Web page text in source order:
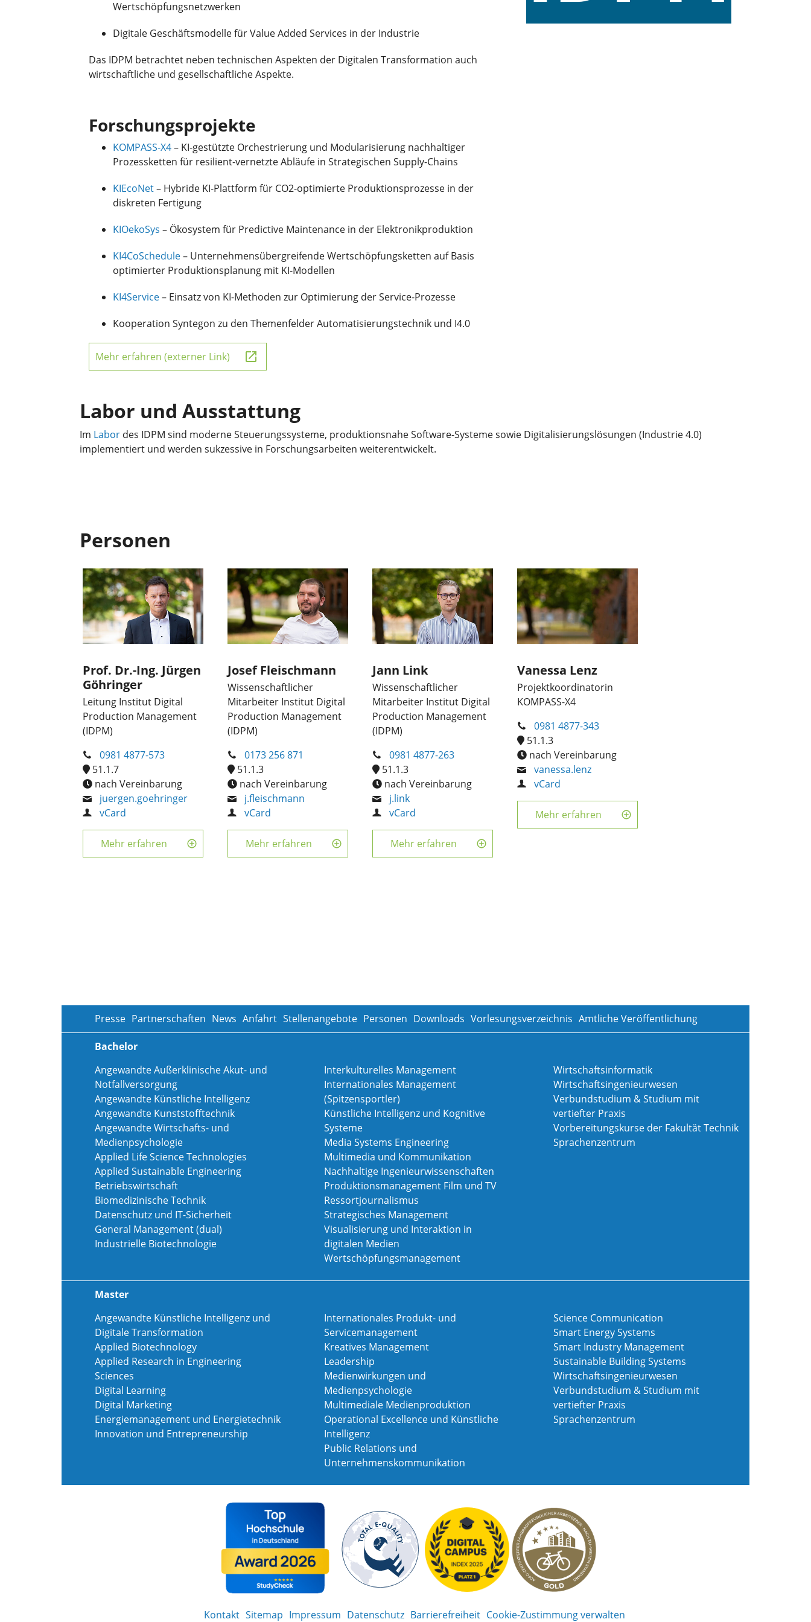
Wertschöpfungsnetzwerken
Digitale Geschäftsmodelle für Value Added Services in der Industrie
Das IDPM betrachtet neben technischen Aspekten der Digitalen Transformation auch
wirtschaftliche und gesellschaftliche Aspekte.
Forschungsprojekte
KOMPASS-X4– KI-gestützte Orchestrierung und Modularisierung nachhaltiger
Prozessketten für resilient-vernetzte Abläufe in Strategischen Supply-Chains
KIEcoNet– Hybride KI-Plattform für CO2-optimierte Produktionsprozesse in der
diskreten Fertigung
KIOekoSys – Ökosystem für Predictive Maintenance in der Elektronikproduktion
KI4CoSchedule– Unternehmensübergreifende Wertschöpfungsketten auf Basis
optimierter Produktionsplanung mit KI-Modellen
KI4Service– Einsatz von KI-Methoden zur Optimierung der Service-Prozesse
Kooperation Syntegon zu den Themenfelder Automatisierungstechnik und I4.0
Mehr erfahren (externer Link)
Labor und Ausstattung
Im Labor des IDPM sind moderne Steuerungssysteme, produktionsnahe Software-Systeme sowie Digitalisierungslösungen (Industrie 4.0)
implementiert und werden sukzessive in Forschungsarbeiten weiterentwickelt.
Personen
Prof. Dr.-Ing. Jürgen
Göhringer
Leitung Institut Digital
Production Management
(IDPM)
0981 4877-573
51.1.7
nach Vereinbarung
juergen.goehringer
vCard
Mehr erfahren
Josef Fleischmann
Wissenschaftlicher
Mitarbeiter Institut Digital
Production Management
(IDPM)
0173 256 871
51.1.3
nach Vereinbarung
j.fleischmann
vCard
Mehr erfahren
Jann Link
Wissenschaftlicher
Mitarbeiter Institut Digital
Production Management
(IDPM)
0981 4877-263
51.1.3
nach Vereinbarung
j.link
vCard
Mehr erfahren
Vanessa Lenz
Projektkoordinatorin
KOMPASS-X4
0981 4877-343
51.1.3
nach Vereinbarung
vanessa.lenz
vCard
Mehr erfahren
Presse Partnerschaften News Anfahrt Stellenangebote Personen Downloads Vorlesungsverzeichnis Amtliche Veröffentlichung
Bachelor
Angewandte Außerklinische Akut- und
Notfallversorgung
Angewandte Künstliche Intelligenz
Angewandte Kunststofftechnik
Angewandte Wirtschafts- und
Medienpsychologie
Applied Life Science Technologies
Applied Sustainable Engineering
Betriebswirtschaft
Biomedizinische Technik
Datenschutz und IT-Sicherheit
General Management (dual)
Industrielle Biotechnologie
Interkulturelles Management
Internationales Management
(Spitzensportler)
Künstliche Intelligenz und Kognitive
Systeme
Media Systems Engineering
Multimedia und Kommunikation
Nachhaltige Ingenieurwissenschaften
Produktionsmanagement Film und TV
Ressortjournalismus
Strategisches Management
Visualisierung und Interaktion in
digitalen Medien
Wertschöpfungsmanagement
Wirtschaftsinformatik
Wirtschaftsingenieurwesen
Verbundstudium & Studium mit
vertiefter Praxis
Vorbereitungskurse der Fakultät Technik
Sprachenzentrum
Master
Angewandte Künstliche Intelligenz und
Digitale Transformation
Applied Biotechnology
Applied Research in Engineering
Sciences
Digital Learning
Digital Marketing
Energiemanagement und Energietechnik
Innovation und Entrepreneurship
Internationales Produkt- und
Servicemanagement
Kreatives Management
Leadership
Medienwirkungen und
Medienpsychologie
Multimediale Medienproduktion
Operational Excellence und Künstliche
Intelligenz
Public Relations und
Unternehmenskommunikation
Science Communication
Smart Energy Systems
Smart Industry Management
Sustainable Building Systems
Wirtschaftsingenieurwesen
Verbundstudium & Studium mit
vertiefter Praxis
Sprachenzentrum
Kontakt Sitemap Impressum Datenschutz Barrierefreiheit Cookie-Zustimmung verwalten